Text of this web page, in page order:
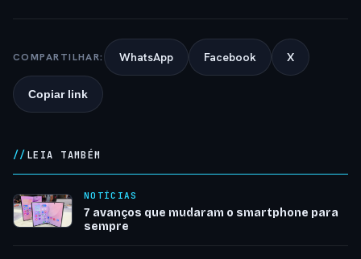
COMPARTILHAR: WhatsApp Facebook X
Copiar link
LEIA TAMBÉM
NOTÍCIAS
7 avanços que mudaram o smartphone para
sempre